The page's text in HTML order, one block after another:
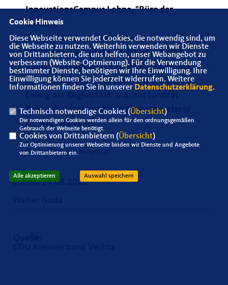
InnovationsCampus Lohne, "Büro der
Zukunft"
Festrede Michael Kretschmer,
Ministerpräsident des Freistaates Sachsen
Panel-Diskussion zum Thema "Bedeutung
der StartUp-Szene für den wirtschaftlichen
Tobias Gerdesmeyer und Bürgermeisterin
Dr. Henrike Voet.
Die Einladung ist beigefügt.
Lohne, 24.08.2022
Cookie Hinweis
Diese Webseite verwendet Cookies, die notwendig sind, um
die Webseite zu nutzen. Weiterhin verwenden wir Dienste
von Drittanbietern, die uns helfen, unser Webangebot zu
verbessern (Website-Optmierung). Für die Verwendung
bestimmter Dienste, benötigen wir Ihre Einwilligung. Ihre
Einwilligung können Sie jederzeit widerrufen. Weitere
Informationen finden Sie in unserer Datenschutzerklärung.
Technisch notwendige Cookies (Übersicht)
Die notwendigen Cookies werden allein für den ordnungsgemäßen
Gebrauch der Webseite benötigt.
Cookies von Drittanbietern (Übersicht)
Zur Optimierung unserer Webseite binden wir Dienste und Angebote
von Drittanbietern ein.
Alle akzeptieren Auswahl speichern